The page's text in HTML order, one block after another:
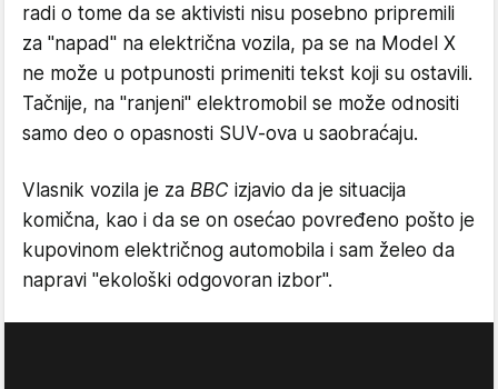
radi o tome da se aktivisti nisu posebno pripremili
za "napad" na električna vozila, pa se na Model X
ne može u potpunosti primeniti tekst koji su ostavili.
Tačnije, na "ranjeni" elektromobil se može odnositi
samo deo o opasnosti SUV-ova u saobraćaju.
Vlasnik vozila je za BBC izjavio da je situacija
komična, kao i da se on osećao povređeno pošto je
kupovinom električnog automobila i sam želeo da
napravi "ekološki odgovoran izbor".